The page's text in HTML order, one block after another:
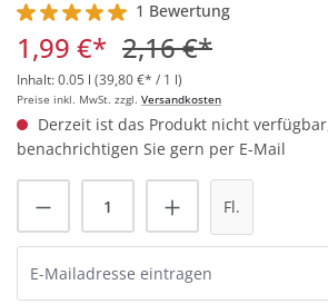
Durchschnittliche Bewertung von 5 von 5
1 Bewertung
1,99 €* 2,16 €*
Inhalt:0.05 l (39,80 €* / 1 l)
Preise inkl. MwSt. zzgl. Versandkosten
Derzeit ist das Produkt nicht
benachrichtigen Sie gern per E-Mail
Fl.